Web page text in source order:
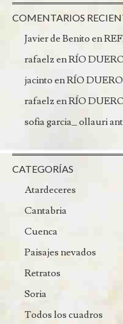
COMENTARIOS
Javier de Benito en
rafaelz enRÍO
jacinto enRÍO DUERO
rafaelz enRÍO
sofia garcia_ ollauri
CATEGORÍAS
Atardeceres
Cantabria
Cuenca
Paisajes nevados
Retratos
Soria
Todos los cuadros